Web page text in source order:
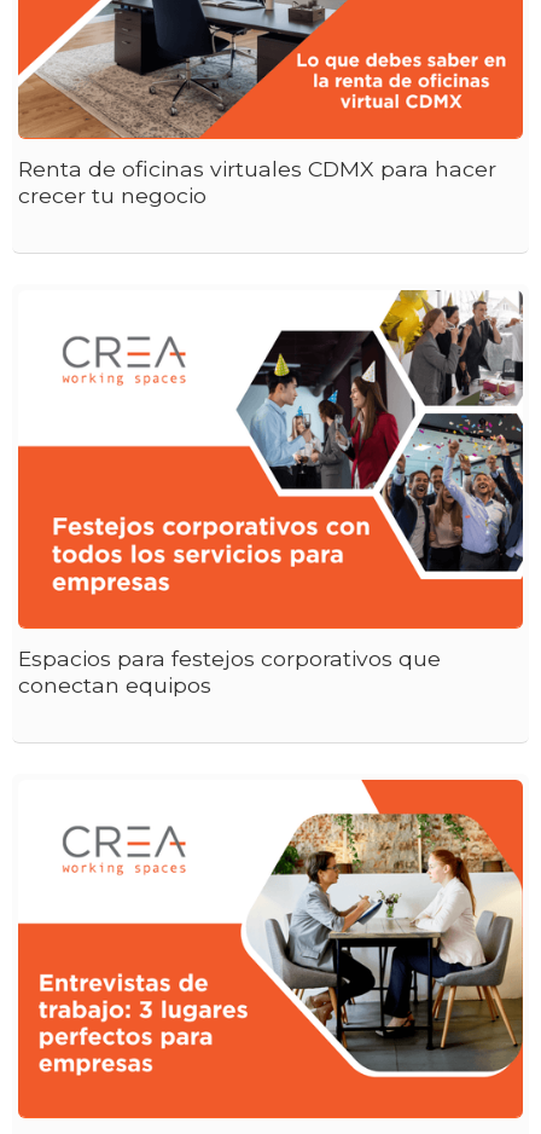
Renta de oficinas virtuales CDMX para hacer
crecer tu negocio
Espacios para festejos corporativos que
conectan equipos